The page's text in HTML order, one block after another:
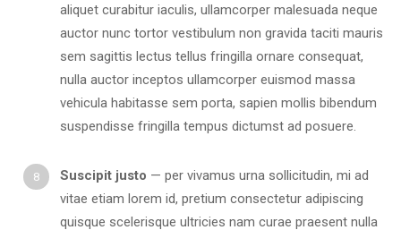
aliquet curabitur iaculis, ullamcorper malesuada neque
auctor nunc tortor vestibulum non gravida taciti mauris
sem sagittis lectus tellus fringilla ornare consequat,
nulla auctor inceptos ullamcorper euismod massa
vehicula habitasse sem porta, sapien mollis bibendum
suspendisse fringilla tempus dictumst ad posuere.
Suscipit justo — per vivamus urna sollicitudin, mi ad
vitae etiam lorem id, pretium consectetur adipiscing
quisque scelerisque ultricies nam curae praesent nulla